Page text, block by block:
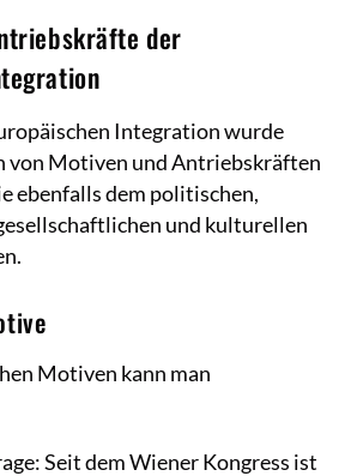
der
Integration wurde
von Motiven und Antriebskräften
ebenfalls dem politischen,
und kulturellen
Motiven kann man
Seit dem Wiener Kongress ist